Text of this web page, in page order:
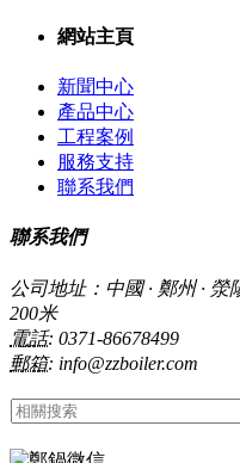
網站主頁
新聞中心
產品中心
工程案例
服務支持
聯系我們
聯系我們
公司地址：中國 · 鄭州 ·
200米
電話: 0371-86678499
郵箱: info@zzboiler.com